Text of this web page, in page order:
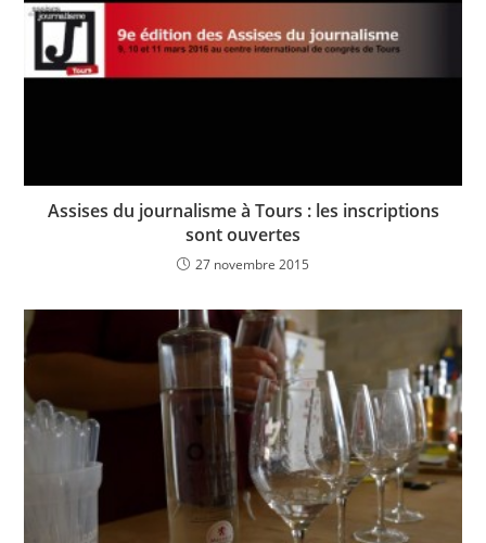
Assises du journalisme à Tours : les inscriptions
sont ouvertes
27 novembre 2015